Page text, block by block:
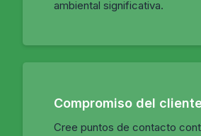
ambiental significativa.
Compromiso del
Cree puntos de contacto